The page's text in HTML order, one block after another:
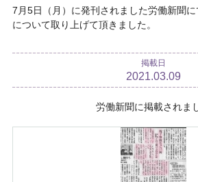
7月5日（月）に発刊されました労働新聞に
について取り上げて頂きました。
掲載日
2021.03.09
労働新聞に掲載されま